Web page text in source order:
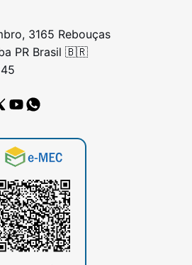
3165 Rebouças
PR Brasil 🇧🇷